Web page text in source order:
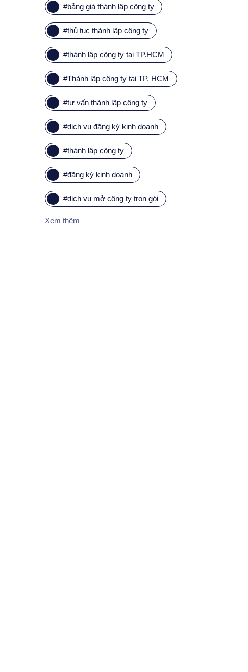
#bảng giá thành lập công ty
#thủ tục thành lập công ty
#thành lập công ty tại TP.HCM
#Thành lập công ty tại TP. HCM
#tư vấn thành lập công ty
#dịch vụ đăng ký kinh doanh
#thành lập công ty
#đăng ký kinh doanh
#dịch vụ mở công ty trọn gói
Xem thêm